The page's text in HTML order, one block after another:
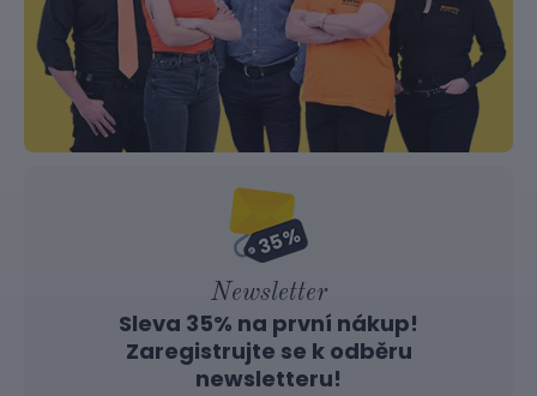
Newsletter
Sleva 35% na první nákup!
Zaregistrujte se k odběru
newsletteru!